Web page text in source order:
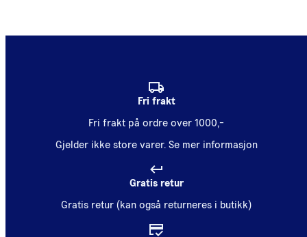
Fri frakt
Fri frakt på ordre over 1000,-
Gjelder ikke store varer. Se mer informasjon
Gratis retur
Gratis retur (kan også returneres i butikk)